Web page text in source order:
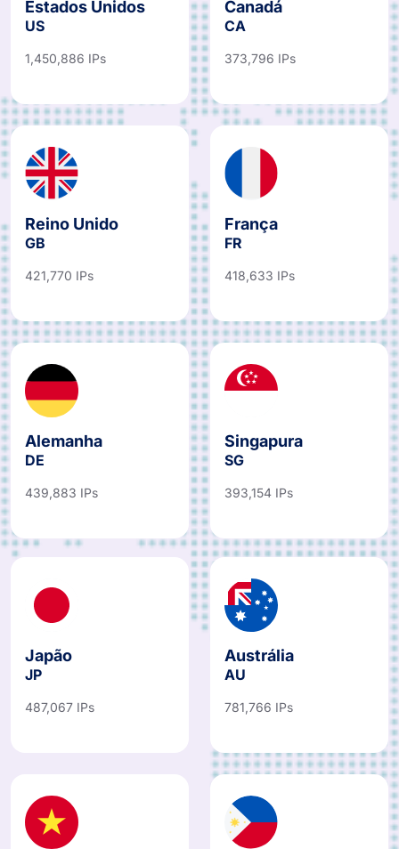
Estados Unidos
US
1,450,886 IPs
Canadá
CA
373,796 IPs
Reino Unido
GB
421,770 IPs
França
FR
418,633 IPs
Alemanha
DE
439,883 IPs
Singapura
SG
393,154 IPs
Japão
JP
487,067 IPs
Austrália
AU
781,766 IPs